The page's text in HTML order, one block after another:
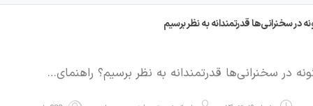
در سخنرانی‌ها قدرتمندانه به نظر برسیم
در سخنرانی‌ها قدرتمندانه به نظر برسیم؟ راهنمای…